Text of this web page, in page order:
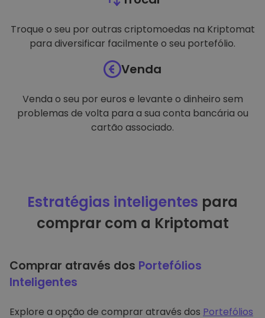
Troque o seu por outras criptomoedas na Kriptomat
para diversificar facilmente o seu portefólio.
Venda
Venda o seu por euros e levante o dinheiro sem
problemas de volta para a sua conta bancária ou
cartão associado.
Estratégias inteligentes para
comprar com a Kriptomat
Comprar através dos Portefólios
Inteligentes
Explore a opção de comprar através dos Portefólios